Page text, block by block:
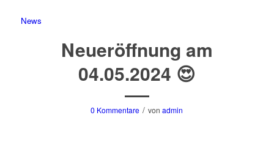
News
Neueröffnung am
04.05.2024 😍
0 Kommentare / vonadmin